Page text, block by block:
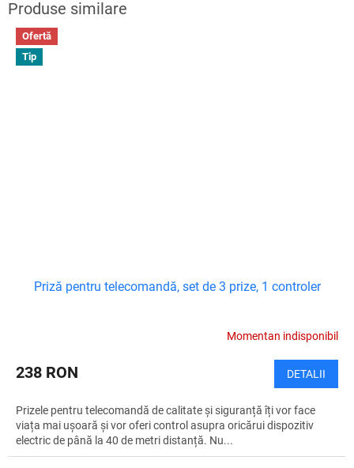
Ofertă
Tip
Priză pentru telecomandă, set de 3 prize, 1 controler
Momentan indisponibil
238 RON DETALII
Prizele pentru telecomandă de calitate și siguranță îți vor face
viața mai ușoară și vor oferi control asupra oricărui dispozitiv
electric de până la 40 de metri distanță. Nu...